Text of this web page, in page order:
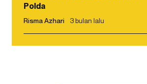
Polda
Risma Azhari 3 bulan lalu